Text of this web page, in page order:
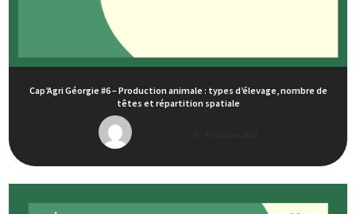
Cap’Agri Géorgie #6 – Production animale : types d’élevage, nombre de
têtes et répartition spatiale